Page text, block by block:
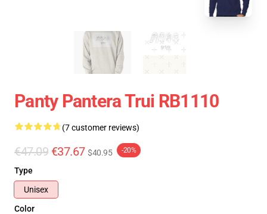
Panty Pantera Trui RB1110
(7 customer reviews)
€47.09 €37.67 $40.95 -20%
Type
Unisex
Color